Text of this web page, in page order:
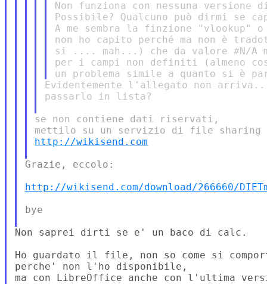
Non funziona con nessuna versione
Possibile? Qualcuno può dirmi se
A me sembra la finzione "vlookup"
non ho capito perché ma non è
si .... mah...) che da valore #N/A
per i campi non definiti (almeno
Evidentemente l'allegato non
passarlo in lista?
se non contiene dati riservati,
http://wikisend.com
Grazie, eccolo:
http://wikisend.com/download/266660/
bye
Non saprei dirti se e' un baco di calc.
Ho guardato il file, non so come si
perche' non l'ho disponibile,
ma con LibreOffice anche con l'ultima